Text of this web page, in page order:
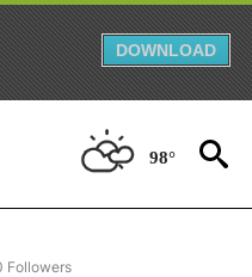
DOWNLOAD
98°
"CNN - SPANISH" TO RECEIVE
Followers